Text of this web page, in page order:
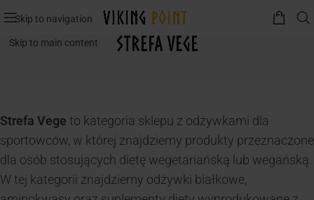
Skip to navigation
Skip to main content Strefa VEGE
Strefa Vege to kategoria sklepu z odżywkami dla
sportowców, w której znajdziemy produkty przeznaczone
dla osób stosujących dietę wegetariańską lub wegańską.
W tej kategorii znajdziemy odżywki białkowe,